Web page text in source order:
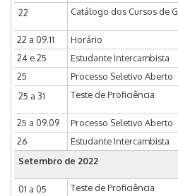
22
Catálogo dos Cursos de
22 a 09.11 Horário
24 e 25
Estudante Intercambista
25
Processo Seletivo Aberto
25 a 31
Teste de Proficiência
25 a 09.09 Processo Seletivo Aberto
26
Estudante Intercambista
Setembro de 2022
01 a 05 Teste de Proficiência